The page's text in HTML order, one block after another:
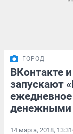
ГОРОД
ВКонтакте
запускают
денежными
14 марта, 2018, 13:31